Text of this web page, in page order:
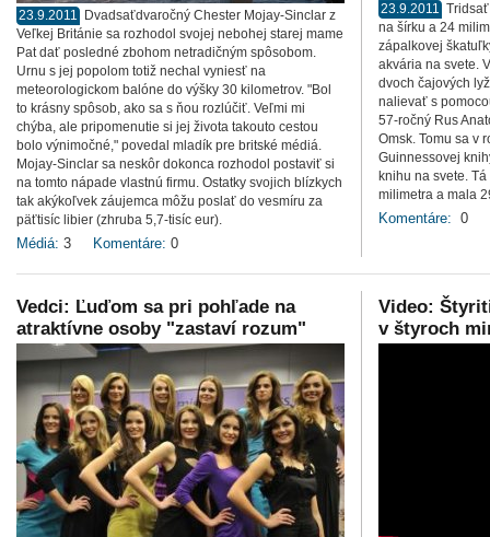
23.9.2011
Dvadsaťdvaročný Chester Mojay-Sinclar z
Veľkej Británie sa rozhodol svojej nebohej starej mame
Pat dať posledné zbohom netradičným spôsobom.
Urnu s jej popolom totiž nechal vyniesť na
meteorologickom balóne do výšky 30 kilometrov. "Bol
to krásny spôsob, ako sa s ňou rozlúčiť. Veľmi mi
chýba, ale pripomenutie si jej života takouto cestou
bolo výnimočné," povedal mladík pre britské médiá.
Mojay-Sinclar sa neskôr dokonca rozhodol postaviť si
na tomto nápade vlastnú firmu. Ostatky svojich blízkych
tak akýkoľvek záujemca môžu poslať do vesmíru za
päťtisíc libier (zhruba 5,7-tisíc eur).
Médiá: 3 Komentáre: 0
23.9.2011
na šírku a 24
zápalkovej
akvária na svete.
dvoch čajových
nalievať s
57-ročný Rus
Omsk. Tomu sa v
Guinnessovej
knihu na svete.
milimetra a mala
Komentáre: 0
Vedci: Ľuďom sa pri pohľade na
atraktívne osoby "zastaví rozum"
Video:
v štyroch